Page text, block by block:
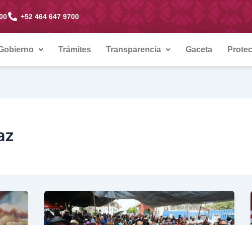
+52 464 647 9700
Trámites Transparencia Gaceta